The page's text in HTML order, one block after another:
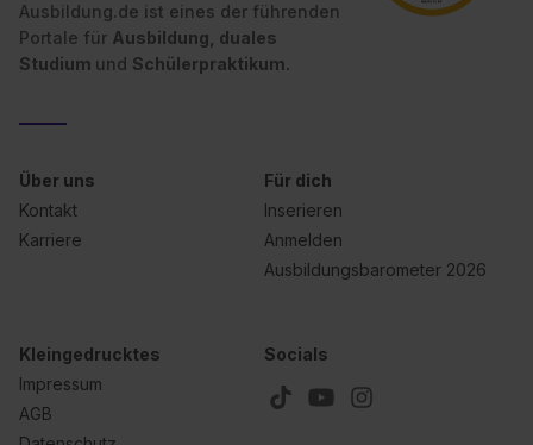
Ausbildung.de ist eines der führenden
Portale für Ausbildung, duales
Studium und Schülerpraktikum.
Über uns
Kontakt
Karriere
Für dich
Inserieren
Anmelden
Ausbildungsbarometer 2026
Kleingedrucktes
Impressum
AGB
Socials